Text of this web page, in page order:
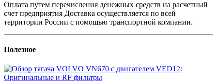
Оплата путем перечисления денежных средств на расчетный
счет предприятия Доставка осуществляется по всей
территории России с помощью транспортной компании.
Полезное